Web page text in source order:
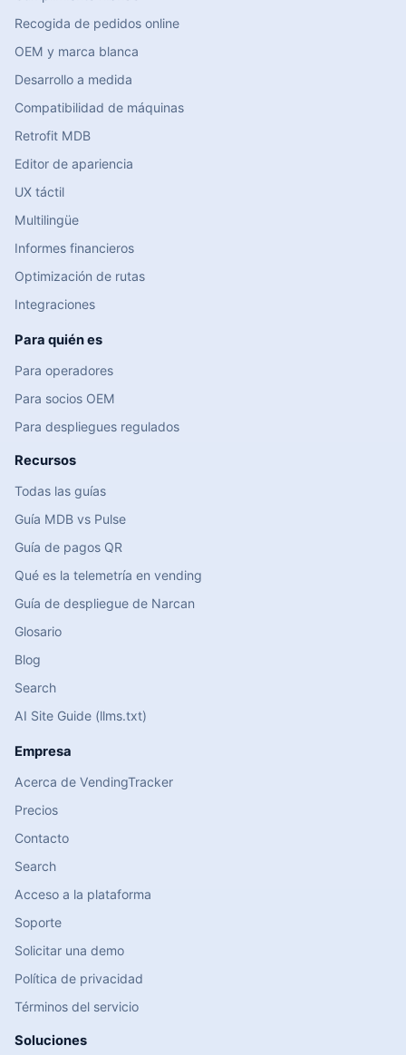
Recogida de pedidos online
OEM y marca blanca
Desarrollo a medida
Compatibilidad de máquinas
Retrofit MDB
Editor de apariencia
UX táctil
Multilingüe
Informes financieros
Optimización de rutas
Integraciones
Para quién es
Para operadores
Para socios OEM
Para despliegues regulados
Recursos
Todas las guías
Guía MDB vs Pulse
Guía de pagos QR
Qué es la telemetría en vending
Guía de despliegue de Narcan
Glosario
Blog
Search
AI Site Guide (llms.txt)
Empresa
Acerca de VendingTracker
Precios
Contacto
Search
Acceso a la plataforma
Soporte
Solicitar una demo
Política de privacidad
Términos del servicio
Soluciones